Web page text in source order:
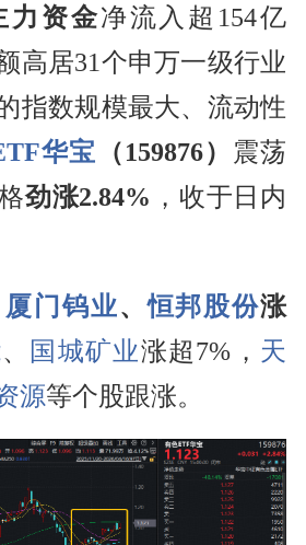
力资金净流入超154亿
高居31个申万一级行业
指数规模最大、流动性
华宝 （159876） 震荡
劲涨2.84% ，收于日内
厦门钨业、恒邦股份涨
、 国城矿业涨超7%， 天
源等个股跟涨。